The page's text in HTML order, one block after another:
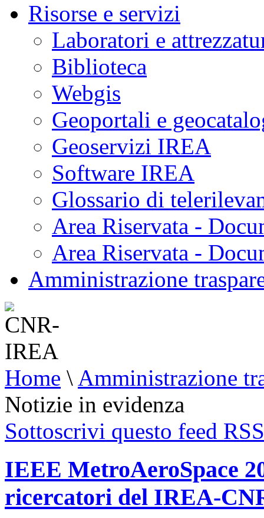
Risorse e servizi
Laboratori e
Biblioteca
Webgis
Geoportali e
Geoservizi IREA
Software IREA
Glossario di
Area Riservata -
Area Riservata -
Amministrazione
Home \ Amministrazione
Notizie in evidenza
Sottoscrivi questo feed RSS
IEEE MetroAeroSpace
ricercatori del IREA-